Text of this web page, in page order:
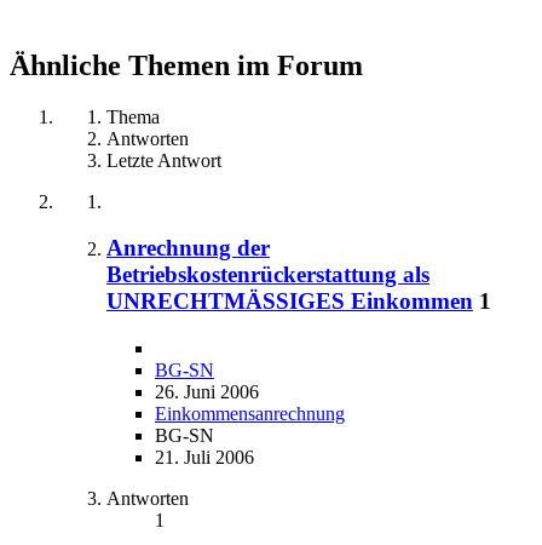
Ähnliche Themen im Forum
Thema
Antworten
Letzte Antwort
Anrechnung der
Betriebskostenrückerstattung als
UNRECHTMÄSSIGES Einkommen 1
BG-SN
26. Juni 2006
Einkommensanrechnung
BG-SN
21. Juli 2006
Antworten
1